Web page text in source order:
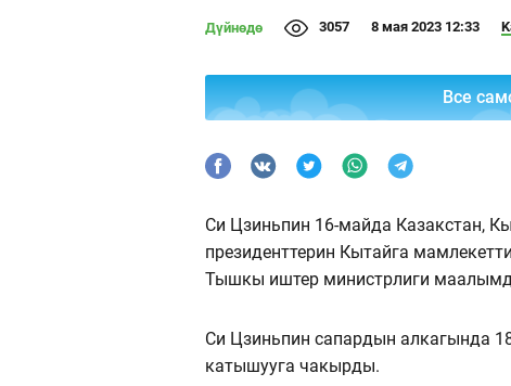
Дүйнөдө 3057 8 мая 2023 12:33
Все
Си Цзиньпин 16-майда Казакстан,
президенттерин Кытайга
Тышкы иштер министрлиги
Си Цзиньпин сапардын алкагында
катышууга чакырды.